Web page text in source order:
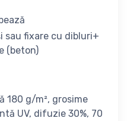
sau fixare cu dibluri+
(beton)
180 g/m², grosime
UV, difuzie 30%, 70